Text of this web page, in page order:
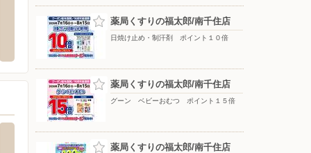
/西新井大師店
新井6-41-10
北海道産青果物拡販宣伝協議会／ホクレ
ン農業協同組合連合会（東京都）
薬局くすりの福太郎/南千住店
日焼け止め・制汗剤 ポイント１０倍
薬局くすりの福太郎/南千住店
グーン ベビーおむつ ポイント１５倍
薬局くすりの福太郎/南千住店